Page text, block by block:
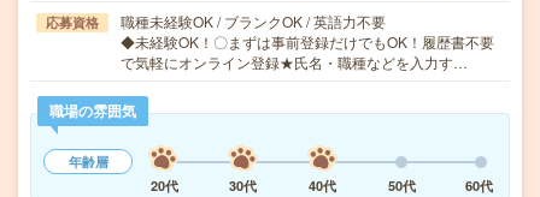
応募資格
職種未経験OK / ブランクOK / 英語力不要
◆未経験OK！〇まずは事前登録だけでもOK！履歴書不要
で気軽にオンライン登録★氏名・職種などを入力す…
職場の雰囲気
年齢層
20代
30代 40代 50代 60代